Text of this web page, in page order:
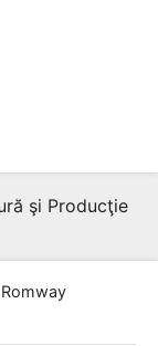
şi Producţie
Romway